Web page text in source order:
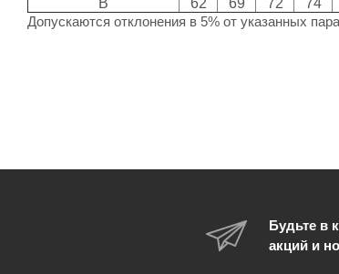
Допускаются отклонения в 5% от указанных
Будьте в
акций и